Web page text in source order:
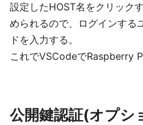
設定したHOST名をクリック
められるので、ログインする
ドを入力する。
これでVSCodeでRaspberry
公開鍵認証(オプシ